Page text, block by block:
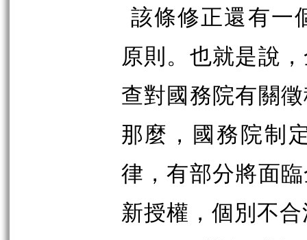
該條修正還有一
原則。也就是說
查對國務院有關
那麼，國務院制
律，有部分將面
新授權，個別不